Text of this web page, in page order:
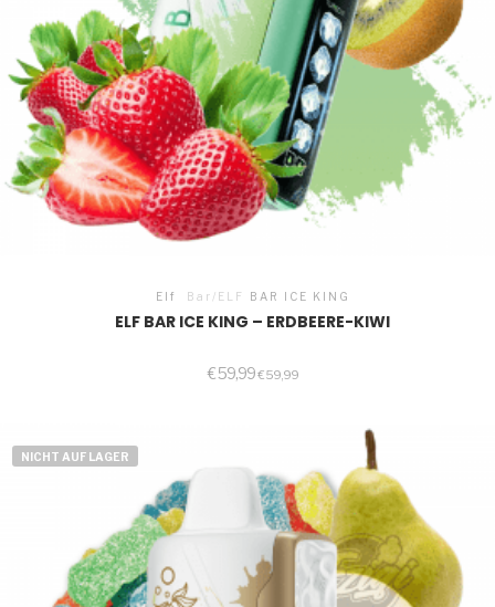
Elf Bar/ELF BAR ICE KING
ELF BAR ICE KING – ERDBEERE-KIWI
€59,99€59,99
NICHT AUF LAGER